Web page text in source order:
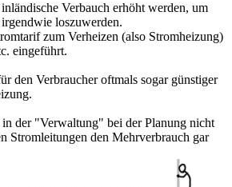
Verbauch erhöht werden, um
loszuwerden.
zum Verheizen (also Stromheizung)
eingeführt.
den Verbraucher oftmals sogar günstiger
der "Verwaltung" bei der Planung nicht
Stromleitungen den Mehrverbrauch gar